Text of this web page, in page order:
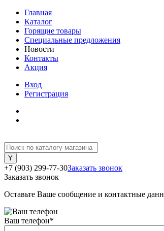
Главная
Каталог
Горящие товары
Специальные предложения
Новости
Контакты
Акция
Вход
Регистрация
+7 (903) 299-77-30Заказать звонок
Заказать звонок
Оставьте Ваше сообщение и контактные
Ваш телефон*